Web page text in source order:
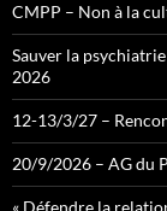
CMPP – Non à la
Sauver la
2026
12-13/3/27 –
20/9/2026 – AG du
« Défendre la